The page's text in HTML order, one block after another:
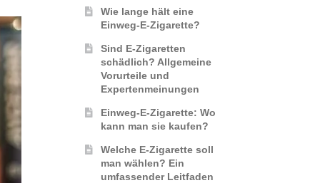
Wie lange hält eine
Einweg-E-Zigarette?
Sind E-Zigaretten
schädlich? Allgemeine
Vorurteile und
Expertenmeinungen
Einweg-E-Zigarette: Wo
kann man sie kaufen?
Welche E-Zigarette soll
man wählen? Ein
umfassender Leitfaden